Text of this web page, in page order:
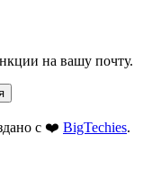
на вашу почту.
с ❤️ BigTechies.